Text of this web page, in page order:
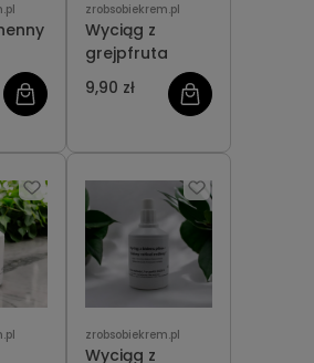
zrobsobiekrem.pl
Wyciąg z
grejpfruta
9,90 zł
zrobsobiekrem.pl
Wyciąg z